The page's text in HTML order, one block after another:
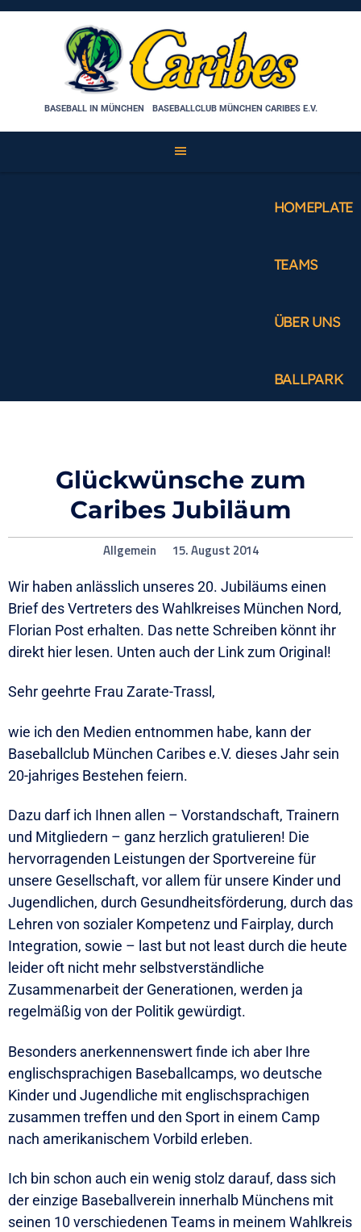
Skip
BASEBALL IN MÜNCHEN BASEBALLCLUB MÜNCHEN CARIBES E.V.
HOMEPLATE
TEAMS
ÜBER UNS
BALLPARK
Glückwünsche zum
Caribes Jubiläum
Allgemein 15. August 2014
Wir haben anlässlich unseres 20. Jubiläums einen
Brief des Vertreters des Wahlkreises München Nord,
Florian Post erhalten. Das nette Schreiben könnt ihr
direkt hier lesen. Unten auch der Link zum Original!
Sehr geehrte Frau Zarate-Trassl,
wie ich den Medien entnommen habe, kann der
Baseballclub München Caribes e.V. dieses Jahr sein
20-jahriges Bestehen feiern.
Dazu darf ich Ihnen allen – Vorstandschaft, Trainern
und Mitgliedern – ganz herzlich gratulieren! Die
hervorragenden Leistungen der Sportvereine für
unsere Gesellschaft, vor allem für unsere Kinder und
Jugendlichen, durch Gesundheitsförderung, durch das
Lehren von sozialer Kompetenz und Fairplay, durch
Integration, sowie – last but not least durch die heute
leider oft nicht mehr selbstverständliche
Zusammenarbeit der Generationen, werden ja
regelmäßig von der Politik gewürdigt.
Besonders anerkennenswert finde ich aber Ihre
englischsprachigen Baseballcamps, wo deutsche
Kinder und Jugendliche mit englischsprachigen
zusammen treffen und den Sport in einem Camp
nach amerikanischem Vorbild erleben.
Ich bin schon auch ein wenig stolz darauf, dass sich
der einzige Baseballverein innerhalb Münchens mit
seinen 10 verschiedenen Teams in meinem Wahlkreis